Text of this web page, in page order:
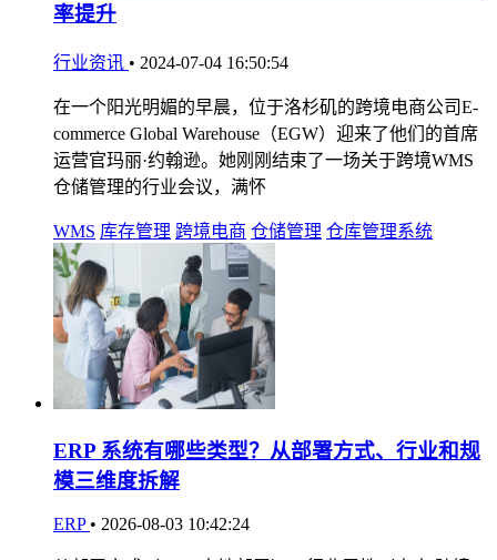
率提升
行业资讯 • 2024-07-04 16:50:54
在一个阳光明媚的早晨，位于洛杉矶的跨境电商公司E-
commerce Global Warehouse（EGW）迎来了他们的首席
运营官玛丽·约翰逊。她刚刚结束了一场关于跨境WMS
仓储管理的行业会议，满怀
WMS 库存管理 跨境电商 仓储管理 仓库管理系统
ERP 系统有哪些类型？从部署方式、行业和规
模三维度拆解
ERP • 2026-08-03 10:42:24